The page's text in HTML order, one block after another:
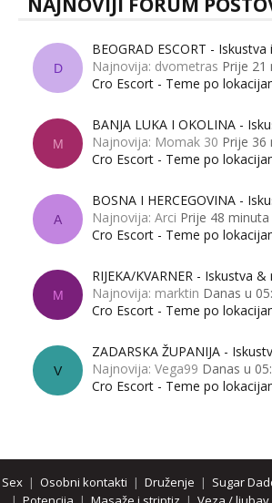
D
BEOGRAD ESCORT -
Najnovija: dvometras Prije 21
Cro Escort - Teme po
M
BANJA LUKA I OKOLINA -
Najnovija: Momak 30 Prije 36
Cro Escort - Teme po
A
BOSNA I HERCEGOVINA -
Najnovija: Arci Prije 48 minuta
Cro Escort - Teme po
M
RIJEKA/KVARNER - Iskustva
Najnovija: marktin Danas u
Cro Escort - Teme po
V
ZADARSKA ŽUPANIJA -
Najnovija: Vega99 Danas u
Cro Escort - Teme po
Sex| Osobni kontakti | Druženje | Sugar